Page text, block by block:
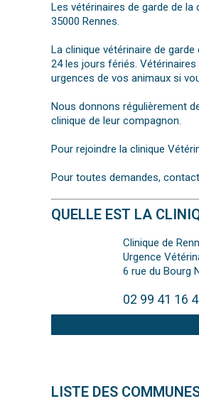
Les vétérinaires de garde de la
35000 Rennes.
La clinique vétérinaire de
24 les jours fériés.
urgences de vos animaux si
Nous donnons régulièrement
clinique de leur compagnon.
Pour rejoindre la clinique
Pour toutes demandes,
QUELLE EST LA
Clinique de
Urgence
6 rue du Bourg
02 99 41 16
LISTE DES